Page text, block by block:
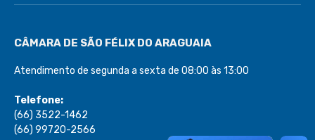
CÂMARA DE SÃO FÉLIX DO ARAGUAIA
Atendimento de segunda a sexta de 08:00 às 13:00
Telefone:
(66) 3522-1462
(66) 99720-2566